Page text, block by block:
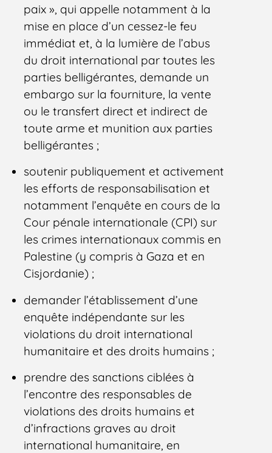
paix », qui appelle notamment à la
mise en place d’un cessez-le feu
immédiat et, à la lumière de l’abus
du droit international par toutes les
parties belligérantes, demande un
embargo sur la fourniture, la vente
ou le transfert direct et indirect de
toute arme et munition aux parties
belligérantes ;
soutenir publiquement et activement
les efforts de responsabilisation et
notamment l’enquête en cours de la
Cour pénale internationale (CPI) sur
les crimes internationaux commis en
Palestine (y compris à Gaza et en
Cisjordanie) ;
demander l’établissement d’une
enquête indépendante sur les
violations du droit international
humanitaire et des droits humains ;
prendre des sanctions ciblées à
l’encontre des responsables de
violations des droits humains et
d’infractions graves au droit
international humanitaire, en